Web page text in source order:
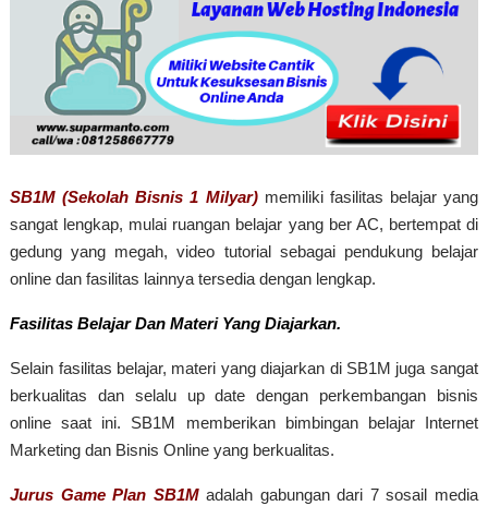
SB1M (Sekolah Bisnis 1 Milyar) memiliki fasilitas belajar yang
sangat lengkap, mulai ruangan belajar yang ber AC, bertempat di
gedung yang megah, video tutorial sebagai pendukung belajar
online dan fasilitas lainnya tersedia dengan lengkap.
Fasilitas Belajar Dan Materi Yang Diajarkan.
Selain fasilitas belajar, materi yang diajarkan di SB1M juga sangat
berkualitas dan selalu up date dengan perkembangan bisnis
online saat ini. SB1M memberikan bimbingan belajar Internet
Marketing dan Bisnis Online yang berkualitas.
Jurus Game Plan SB1Madalah gabungan dari 7 sosail media